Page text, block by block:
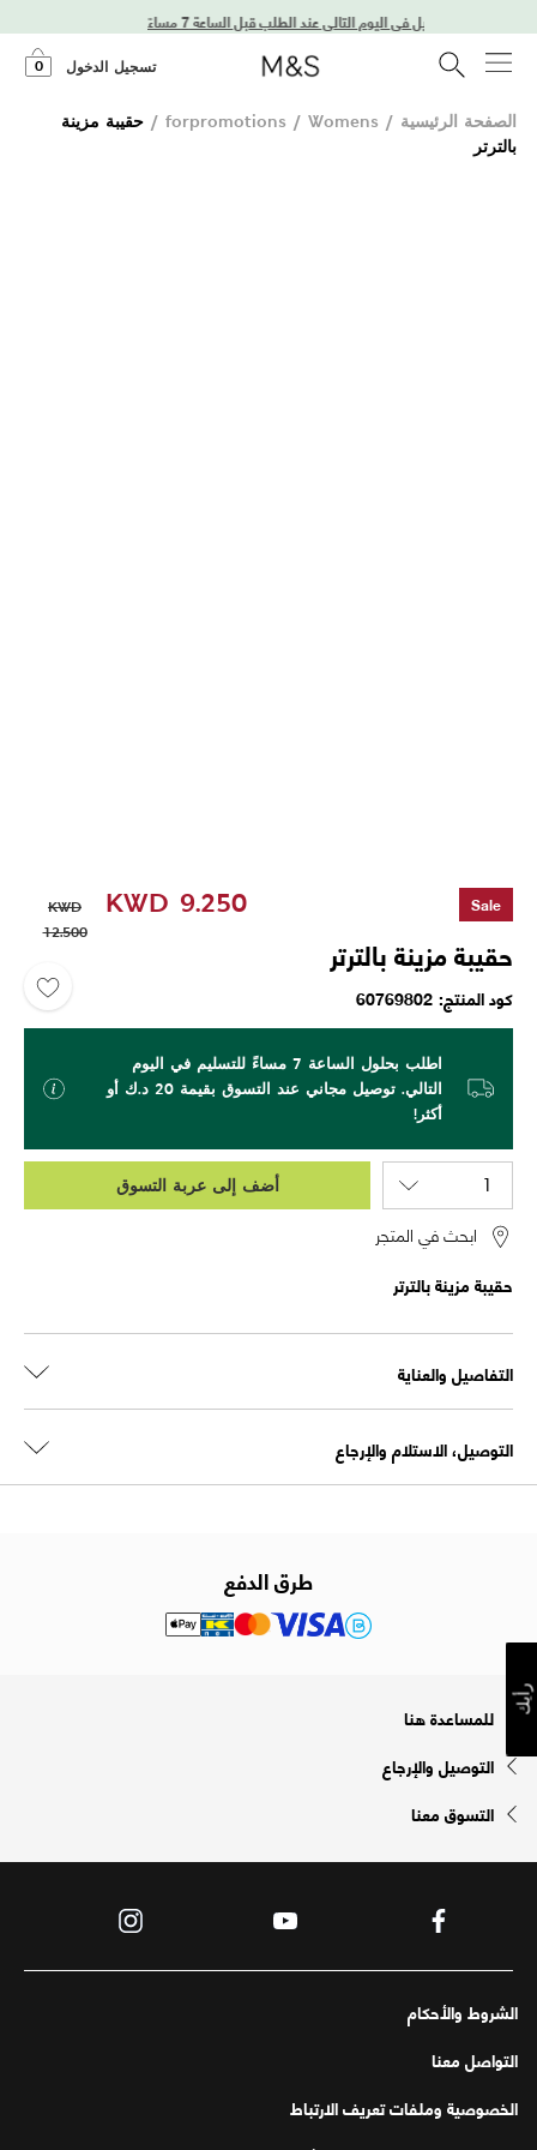
توصيل في اليوم التالي عند الطلب قبل الساعة 7 مساءً
تسجيل الدخول 0
الصفحة الرئيسية /
forpromotions / Womens
/ حقيبة مزينة
بالترتر
Sale
KWD 9.250
KWD
12.500
حقيبة مزينة بالترتر
كود المنتج 60769802
اطلب بحلول الساعة 7 مساءً للتسليم في اليوم
التالي. توصيل مجاني عند التسوق بقيمة 20 د.ك أو
أكثر!
أضف إلى عربة التسوق
ابحث في المتجر
حقيبة مزينة بالترتر
التفاصيل والعناية
التوصيل، الاستلام والإرجاع
طرق الدفع
للمساعدة هنا
التوصيل والإرجاع
التسوق معنا
الشروط والأحكام
التواصل معنا
الخصوصية وملفات تعريف الارتباط
رأيك